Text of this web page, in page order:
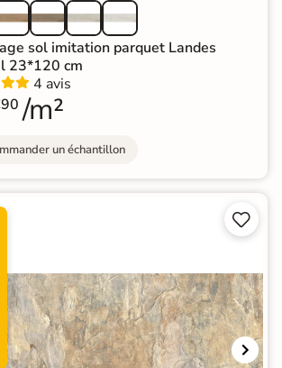
sol imitation parquet Landes
23*120 cm
4 avis
/m²
un échantillon

